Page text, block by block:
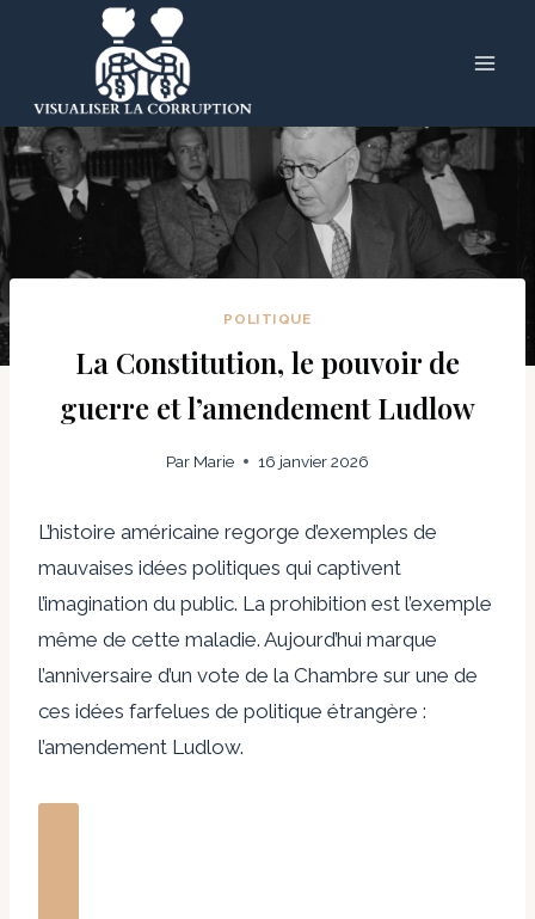
POLITIQUE
La Constitution, le pouvoir de
guerre et l’amendement Ludlow
Par Marie 16 janvier 2026
L’histoire américaine regorge d’exemples de
mauvaises idées politiques qui captivent
l’imagination du public. La prohibition est l’exemple
même de cette maladie. Aujourd’hui marque
l’anniversaire d’un vote de la Chambre sur une de
ces idées farfelues de politique étrangère :
l’amendement Ludlow.